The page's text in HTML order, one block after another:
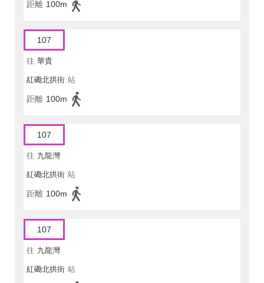
距離 100m
107
往 華貴
紅磡北拱街 站
距離 100m
107
往 九龍灣
紅磡北拱街 站
距離 100m
107
往 九龍灣
紅磡北拱街 站